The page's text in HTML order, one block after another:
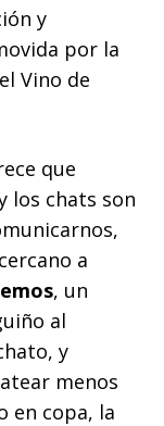
y
por la
Vino de
que
los chats son
a
, un
al
y
menos
en copa, la